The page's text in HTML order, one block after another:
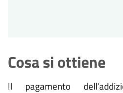
Cosa si ottiene
Il pagamento